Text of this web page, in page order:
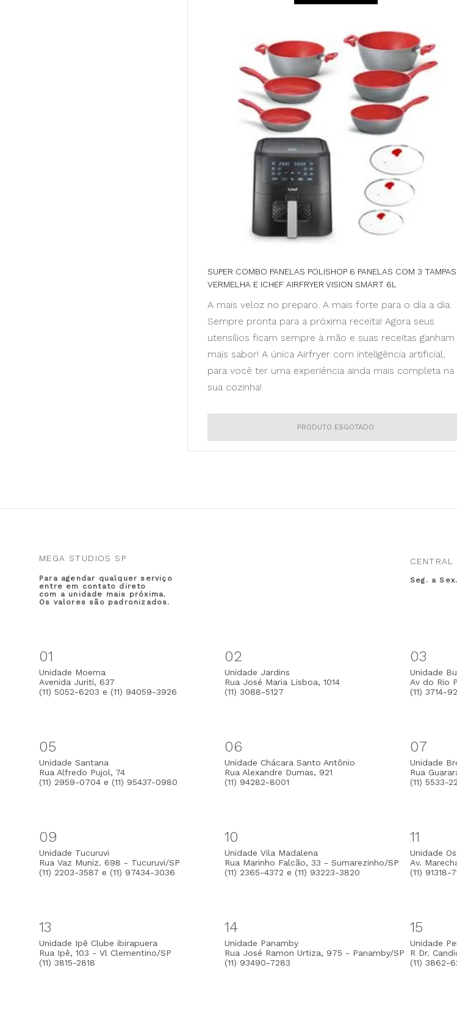
SUPER COMBO PANELAS POLISHOP 6 PANELAS COM 3 TAMPAS
VERMELHA E ICHEF AIRFRYER VISION SMART 6L
A mais veloz no preparo. A mais forte para o dia a dia.
Sempre pronta para a próxima receita! Agora seus
utensílios ficam sempre à mão e suas receitas ganham
mais sabor! A única Airfryer com inteligência artificial,
para você ter uma experiência ainda mais completa na
sua cozinha!
PRODUTO ESGOTADO
MEGA STUDIOS SP CENTRAL
Para agendar qualquer serviço
entre em contato direto
com a unidade mais próxima.
Os valores são padronizados.
Seg. a
01
Unidade Moema
Avenida Juriti, 637
(11) 5052-6203 e (11) 94059-3926
02
Unidade Jardins
Rua José Maria Lisboa, 1014
(11) 3088-5127
03
Unidade
Av do Rio
(11) 3714-
05
Unidade Santana
Rua Alfredo Pujol, 74
(11) 2959-0704 e (11) 95437-0980
06
Unidade Chácara Santo Antônio
Rua Alexandre Dumas, 921
(11) 94282-8001
07
Unidade
Rua
(11) 5533-
09
Unidade Tucuruvi
Rua Vaz Muniz. 698 - Tucuruvi/SP
(11) 2203-3587 e (11) 97434-3036
10
Unidade Vila Madalena
Rua Marinho Falcão, 33 - Sumarezinho/SP
(11) 2365-4372 e (11) 93223-3820
11
Unidade
Av.
(11) 91318-
13
Unidade Ipê Clube ibirapuera
Rua Ipê, 103 - Vl Clementino/SP
(11) 3815-2818
14
Unidade Panamby
Rua José Ramon Urtiza, 975 - Panamby/SP
(11) 93490-7283
15
Unidade
R Dr.
(11) 3862-